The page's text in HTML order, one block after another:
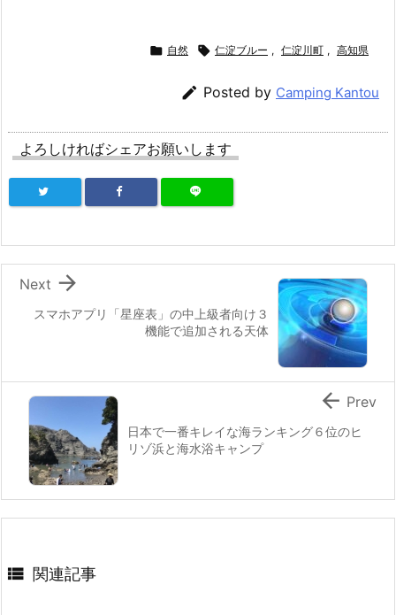
 自然  仁淀ブルー , 仁淀川町 , 高知県
 Posted by Camping Kantou
よろしければシェアお願いします
スマホアプリ「星座表」の中上級者向け３
機能で追加される天体

Next
日本で一番キレイな海ランキング６位のヒ
リゾ浜と海水浴キャンプ
 Prev
 関連記事